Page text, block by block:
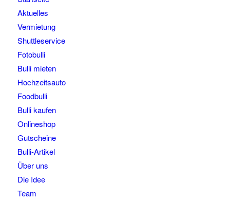
Aktuelles
Vermietung
Shuttleservice
Fotobulli
Bulli mieten
Hochzeitsauto
Foodbulli
Bulli kaufen
Onlineshop
Gutscheine
Bulli-Artikel
Über uns
Die Idee
Team